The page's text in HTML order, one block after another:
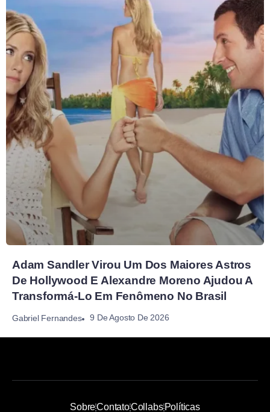
Adam Sandler Virou Um Dos Maiores Astros
De Hollywood E Alexandre Moreno Ajudou A
Transformá-Lo Em Fenômeno No Brasil
Gabriel Fernandes 9 De Agosto De 2026
SobreContatoCollabsPolíticas